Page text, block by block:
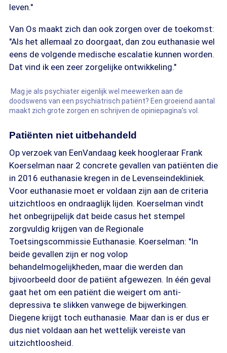
leven."
Van Os maakt zich dan ook zorgen over de toekomst:
"Als het allemaal zo doorgaat, dan zou euthanasie wel
eens de volgende medische escalatie kunnen worden.
Dat vind ik een zeer zorgelijke ontwikkeling."
Mag je als psychiater eigenlijk wel meewerken aan de
doodswens van een psychiatrisch patiënt? Een groeiend aantal
maakt zich grote zorgen en schrijven de opiniepagina’s vol.
Patiënten niet uitbehandeld
Op verzoek van EenVandaag keek hoogleraar Frank
Koerselman naar 2 concrete gevallen van patiënten die
in 2016 euthanasie kregen in de Levenseindekliniek.
Voor euthanasie moet er voldaan zijn aan de criteria
uitzichtloos en ondraaglijk lijden. Koerselman vindt
het onbegrijpelijk dat beide casus het stempel
zorgvuldig krijgen van de Regionale
Toetsingscommissie Euthanasie. Koerselman: "In
beide gevallen zijn er nog volop
behandelmogelijkheden, maar die werden dan
bjivoorbeeld door de patiënt afgewezen. In één geval
gaat het om een patiënt die weigert om anti-
depressiva te slikken vanwege de bijwerkingen.
Diegene krijgt toch euthanasie. Maar dan is er dus er
dus niet voldaan aan het wettelijk vereiste van
uitzichtloosheid.